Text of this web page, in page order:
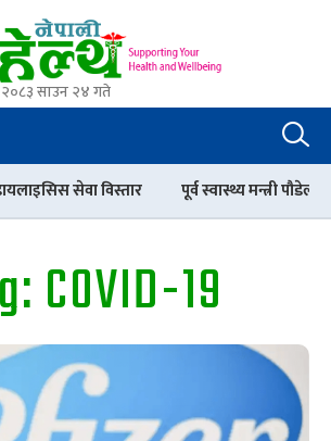
News Portal From Nepal : Article, Tips,
Interview, International Health, Nepal
Health,
२०८३ साउन २४ गते
सेवा विस्तार पूर्व स्वास्थ्य मन्त्री पौडेल :
COVID-19